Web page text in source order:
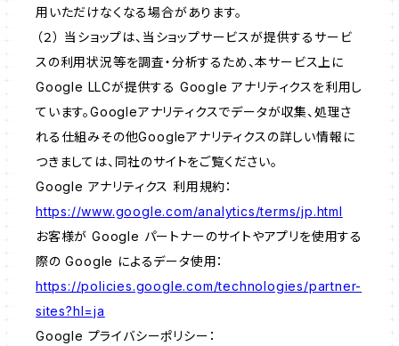
用いただけなくなる場合があります。
（２） 当ショップは、当ショップサービスが提供するサービ
スの利用状況等を調査・分析するため、本サービス上に
Google LLCが提供する Google アナリティクスを利用し
ています。Googleアナリティクスでデータが収集、処理さ
れる仕組みその他Googleアナリティクスの詳しい情報に
つきましては、同社のサイトをご覧ください。
Google アナリティクス 利用規約：
https://www.google.com/analytics/terms/jp.html
お客様が Google パートナーのサイトやアプリを使用する
際の Google によるデータ使用：
https://policies.google.com/technologies/partner-
sites?hl=ja
Google プライバシーポリシー：